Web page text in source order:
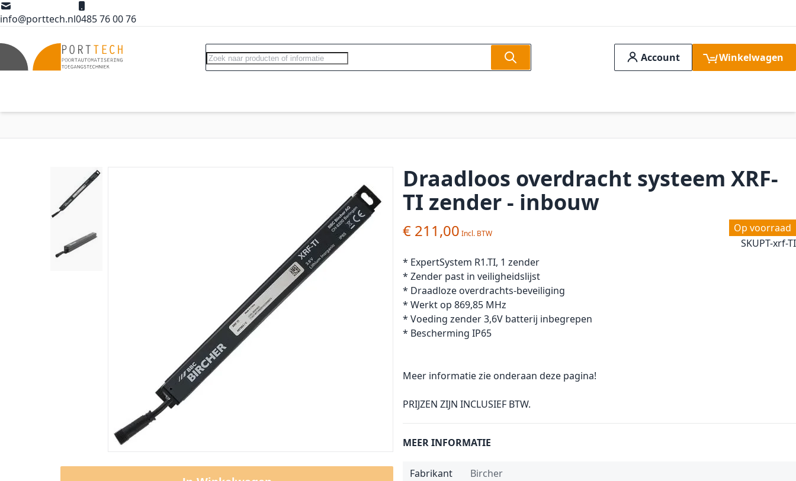
Ga naar de inhoud
info@porttech.nl0485 76 00 76
Search Search Account Winkelwagen
Draadloos overdracht systeem XRF-
TI zender - inbouw
Op voorraad
SKUPT-xrf-TI
€ 211,00
* ExpertSystem R1.TI, 1 zender
* Zender past in veiligheidslijst
* Draadloze overdrachts-beveiliging
* Werkt op 869,85 MHz
* Voeding zender 3,6V batterij inbegrepen
* Bescherming IP65
Meer informatie zie onderaan deze pagina!
PRIJZEN ZIJN INCLUSIEF BTW.
MEER INFORMATIE
Fabrikant
Bircher